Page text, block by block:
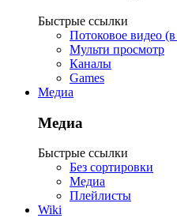
Быстрые ссылки
Потоковое видео
Мульти просмотр
Каналы
Games
Медиа
Медиа
Быстрые ссылки
Без сортировки
Медиа
Плейлисты
Wiki